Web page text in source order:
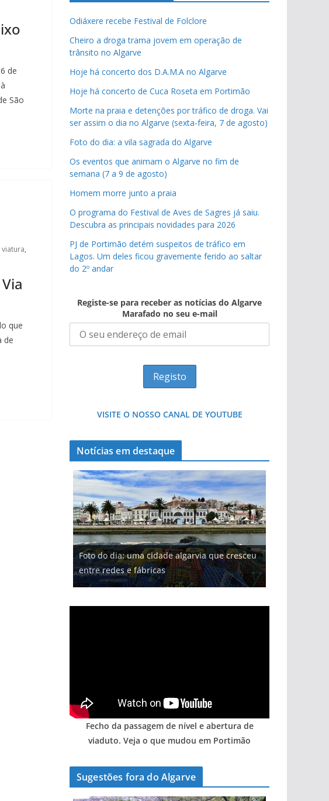
de
São
,
que
de
Odiáxere recebe Festival de Folclore
Cheiro a droga trama jovem em operação de
trânsito no Algarve
Hoje há concerto dos D.A.M.A no Algarve
Hoje há concerto de Cuca Roseta em Portimão
Morte na praia e detenções por tráfico de droga. Vai
ser assim o dia no Algarve (sexta-feira, 7 de agosto)
Foto do dia: a vila sagrada do Algarve
Os eventos que animam o Algarve no fim de
semana (7 a 9 de agosto)
Homem morre junto a praia
O programa do Festival de Aves de Sagres já saiu.
Descubra as principais novidades para 2026
PJ de Portimão detém suspeitos de tráfico em
Lagos. Um deles ficou gravemente ferido ao saltar
do 2º andar
Registe-se para receber as notícias do Algarve
Marafado no seu e-mail
VISITE O NOSSO CANAL DE YOUTUBE
Notícias em destaque
Foto do dia: uma cidade algarvia que cresceu
entre redes e fábricas
Projeto milionário: investimento de 108
milhões de euros na construção de dois
hotéis (com vídeo)
Milagre da água. Fontes emblemáticas do
Algarve voltam a ter vida (com vídeo)
Tempestades roubam areia de praias e põem
arribas em risco no Algarve (com vídeo)
Tapas do mar a 3 euros cada. Nova rota
gastronómica nasce no Algarve
Fecho da passagem de nível e abertura de
viaduto. Veja o que mudou em Portimão
Sugestões fora do Algarve